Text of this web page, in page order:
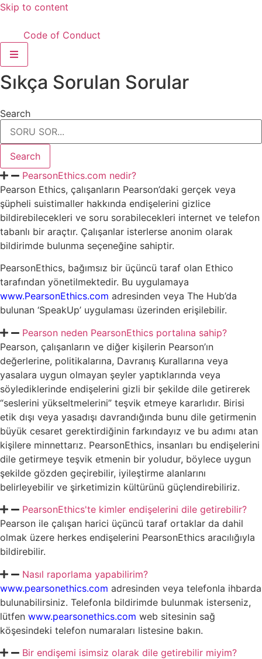
Skip to content
Code of Conduct
Hamburger Toggle Menu
Sıkça Sorulan Sorular
Search
Search
PearsonEthics.com nedir?
Pearson Ethics, çalışanların Pearson’daki gerçek veya
şüpheli suistimaller hakkında endişelerini gizlice
bildirebilecekleri ve soru sorabilecekleri internet ve telefon
tabanlı bir araçtır. Çalışanlar isterlerse anonim olarak
bildirimde bulunma seçeneğine sahiptir.
PearsonEthics, bağımsız bir üçüncü taraf olan Ethico
tarafından yönetilmektedir. Bu uygulamaya
www.PearsonEthics.com adresinden veya The Hub’da
bulunan ‘SpeakUp’ uygulaması üzerinden erişilebilir.
Pearson neden PearsonEthics portalına sahip?
Pearson, çalışanların ve diğer kişilerin Pearson’ın
değerlerine, politikalarına, Davranış Kurallarına veya
yasalara uygun olmayan şeyler yaptıklarında veya
söylediklerinde endişelerini gizli bir şekilde dile getirerek
“seslerini yükseltmelerini” teşvik etmeye kararlıdır. Birisi
etik dışı veya yasadışı davrandığında bunu dile getirmenin
büyük cesaret gerektirdiğinin farkındayız ve bu adımı atan
kişilere minnettarız. PearsonEthics, insanları bu endişelerini
dile getirmeye teşvik etmenin bir yoludur, böylece uygun
şekilde gözden geçirebilir, iyileştirme alanlarını
belirleyebilir ve şirketimizin kültürünü güçlendirebiliriz.
PearsonEthics'te kimler endişelerini dile getirebilir?
Pearson ile çalışan harici üçüncü taraf ortaklar da dahil
olmak üzere herkes endişelerini PearsonEthics aracılığıyla
bildirebilir.
Nasıl raporlama yapabilirim?
www.pearsonethics.com adresinden veya telefonla ihbarda
bulunabilirsiniz. Telefonla bildirimde bulunmak isterseniz,
lütfen www.pearsonethics.com web sitesinin sağ
köşesindeki telefon numaraları listesine bakın.
Bir endişemi isimsiz olarak dile getirebilir miyim?